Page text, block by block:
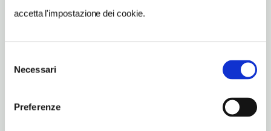
accetta l'impostazione dei cookie.
delNecessari
Preferenze
info@ragoncino.it
per: 2/8 persone